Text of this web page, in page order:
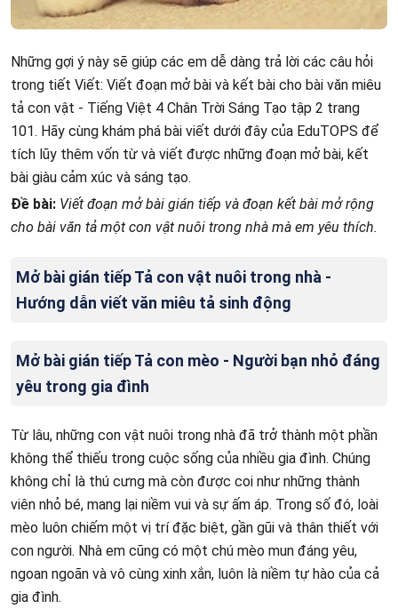
Những gợi ý này sẽ giúp các em dễ dàng trả lời các câu hỏi
trong tiết Viết: Viết đoạn mở bài và kết bài cho bài văn miêu
tả con vật - Tiếng Việt 4 Chân Trời Sáng Tạo tập 2 trang
101. Hãy cùng khám phá bài viết dưới đây của EduTOPS để
tích lũy thêm vốn từ và viết được những đoạn mở bài, kết
bài giàu cảm xúc và sáng tạo.
Đề bài: Viết đoạn mở bài gián tiếp và đoạn kết bài mở rộng
cho bài văn tả một con vật nuôi trong nhà mà em yêu thích.
Mở bài gián tiếp Tả con vật nuôi trong nhà -
Hướng dẫn viết văn miêu tả sinh động
Mở bài gián tiếp Tả con mèo - Người bạn nhỏ đáng
yêu trong gia đình
Từ lâu, những con vật nuôi trong nhà đã trở thành một phần
không thể thiếu trong cuộc sống của nhiều gia đình. Chúng
không chỉ là thú cưng mà còn được coi như những thành
viên nhỏ bé, mang lại niềm vui và sự ấm áp. Trong số đó, loài
mèo luôn chiếm một vị trí đặc biệt, gần gũi và thân thiết với
con người. Nhà em cũng có một chú mèo mun đáng yêu,
ngoan ngoãn và vô cùng xinh xắn, luôn là niềm tự hào của cả
gia đình.